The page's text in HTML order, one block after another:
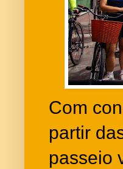
Com
partir
passeio